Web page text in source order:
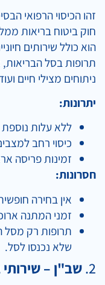
זהו הכיסוי הרפואי
חוק ביטוח בריאות
הוא כולל שירותים
תרופות בסל הבריאות,
ניתוחים מצילי חיים
יתרונות:
ללא עלות
כיסוי רחב
זמינות פריסה
חסרונות:
אין בחירה
זמני המתנה
תרופות רק מסל
שלא נכנסו לסל.
2. שב"ן – שירותי